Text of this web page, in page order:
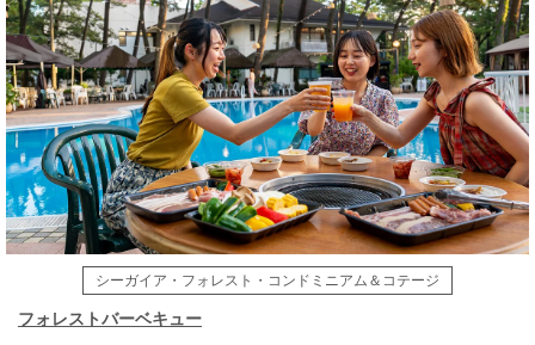
シーガイア・フォレスト・コンドミニアム＆コテージ
フォレストバーベキュー